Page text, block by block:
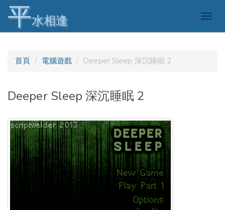
平水相逢
首頁 電腦遊戲 Deeper Sleep 深沉睡眠 2
Deeper Sleep 深沉睡眠 2